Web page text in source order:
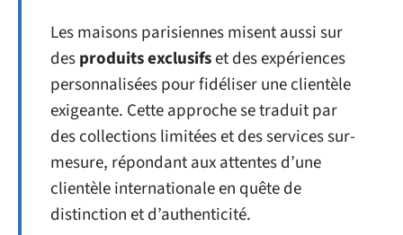
Les maisons parisiennes misent aussi sur
desproduits exclusifset des expériences
personnalisées pour fidéliser une clientèle
exigeante. Cette approche se traduit par
des collections limitées et des services sur-
mesure, répondant aux attentes d’une
clientèle internationale en quête de
distinction et d’authenticité.